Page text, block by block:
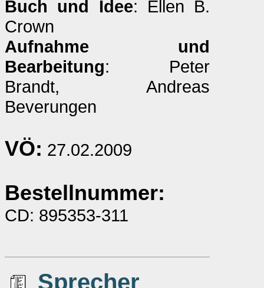
Buch und Idee: Ellen B.
Crown
Aufnahme und
Bearbeitung: Peter
Brandt, Andreas
Beverungen
VÖ: 27.02.2009
Bestellnummer:
CD: 895353-311
Sprecher